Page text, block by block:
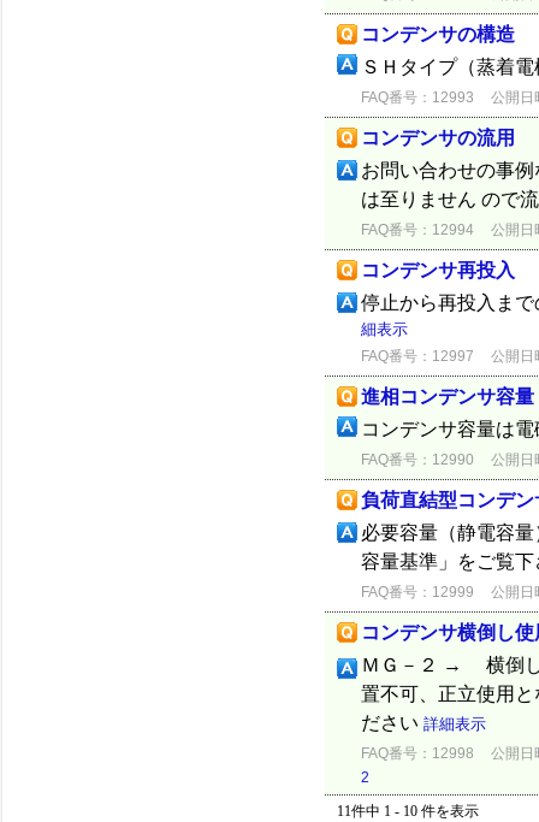
コンデンサの構造
ＳＨタイプ（蒸着
FAQ番号：12993 公開日
コンデンサの流用
お問い合わせの事
は至りません ので
FAQ番号：12994 公開日
コンデンサ再投入
停止から再投入ま
細表示
FAQ番号：12997 公開日
進相コンデンサ容量
コンデンサ容量は
FAQ番号：12990 公開日
負荷直結型コンデン
必要容量（静電容
容量基準」をご覧
FAQ番号：12999 公開日
コンデンサ横倒し使
ＭＧ－２ → 横倒し
置不可、正立使用
ださい 詳細表示
FAQ番号：12998
公開日
2
11件中 1 - 10 件を表示